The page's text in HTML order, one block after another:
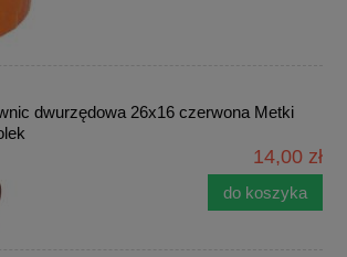
dwurzędowa 26x16 czerwona Metki
14,00 zł
do koszyka